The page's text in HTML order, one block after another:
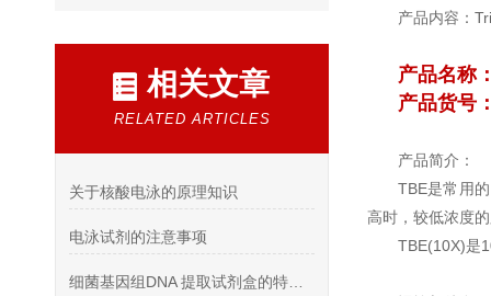
相关文章
RELATED ARTICLES
关于核酸电泳的原理知识
电泳试剂的注意事项
产品内容：
产品名称
产品货号
产品简介：
TBE是常用
高时，较低浓度
TBE(10X)是